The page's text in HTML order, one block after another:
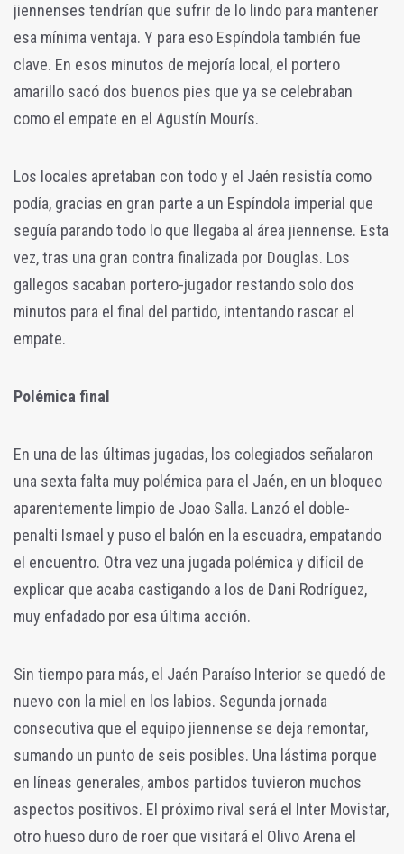
jiennenses tendrían que sufrir de lo lindo para mantener
esa mínima ventaja. Y para eso Espíndola también fue
clave. En esos minutos de mejoría local, el portero
amarillo sacó dos buenos pies que ya se celebraban
como el empate en el Agustín Mourís.
Los locales apretaban con todo y el Jaén resistía como
podía, gracias en gran parte a un Espíndola imperial que
seguía parando todo lo que llegaba al área jiennense. Esta
vez, tras una gran contra finalizada por Douglas. Los
gallegos sacaban portero-jugador restando solo dos
minutos para el final del partido, intentando rascar el
empate.
Polémica final
En una de las últimas jugadas, los colegiados señalaron
una sexta falta muy polémica para el Jaén, en un bloqueo
aparentemente limpio de Joao Salla. Lanzó el doble-
penalti Ismael y puso el balón en la escuadra, empatando
el encuentro. Otra vez una jugada polémica y difícil de
explicar que acaba castigando a los de Dani Rodríguez,
muy enfadado por esa última acción.
Sin tiempo para más, el Jaén Paraíso Interior se quedó de
nuevo con la miel en los labios. Segunda jornada
consecutiva que el equipo jiennense se deja remontar,
sumando un punto de seis posibles. Una lástima porque
en líneas generales, ambos partidos tuvieron muchos
aspectos positivos. El próximo rival será el Inter Movistar,
otro hueso duro de roer que visitará el Olivo Arena el